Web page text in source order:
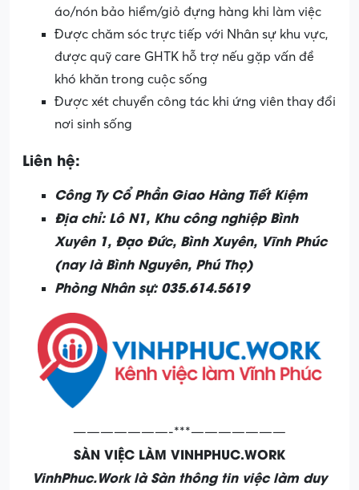
áo/nón bảo hiểm/giỏ đựng hàng khi làm việc
Được chăm sóc trực tiếp với Nhân sự khu vực,
được quỹ care GHTK hỗ trợ nếu gặp vấn đề
khó khăn trong cuộc sống
Được xét chuyển công tác khi ứng viên thay đổi
nơi sinh sống
Liên hệ:
Công Ty Cổ Phần Giao Hàng Tiết Kiệm
Địa chỉ: Lô N1, Khu công nghiệp Bình
Xuyên 1, Đạo Đức, Bình Xuyên, Vĩnh Phúc
(nay là Bình Nguyên, Phú Thọ)
Phòng Nhân sự: 035.614.5619
———————-***———————
SÀN VIỆC LÀM VINHPHUC.WORK
VinhPhuc.Work là Sàn thông tin việc làm duy